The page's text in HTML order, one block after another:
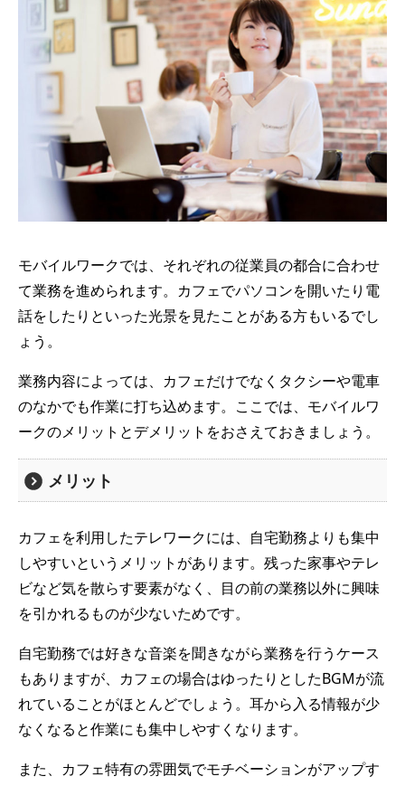
モバイルワークでは、それぞれの従業員の都合に合わせ
て業務を進められます。カフェでパソコンを開いたり電
話をしたりといった光景を見たことがある方もいるでし
ょう。
業務内容によっては、カフェだけでなくタクシーや電車
のなかでも作業に打ち込めます。ここでは、モバイルワ
ークのメリットとデメリットをおさえておきましょう。
メリット
カフェを利用したテレワークには、自宅勤務よりも集中
しやすいというメリットがあります。残った家事やテレ
ビなど気を散らす要素がなく、目の前の業務以外に興味
を引かれるものが少ないためです。
自宅勤務では好きな音楽を聞きながら業務を行うケース
もありますが、カフェの場合はゆったりとしたBGMが流
れていることがほとんどでしょう。耳から入る情報が少
なくなると作業にも集中しやすくなります。
また、カフェ特有の雰囲気でモチベーションがアップす